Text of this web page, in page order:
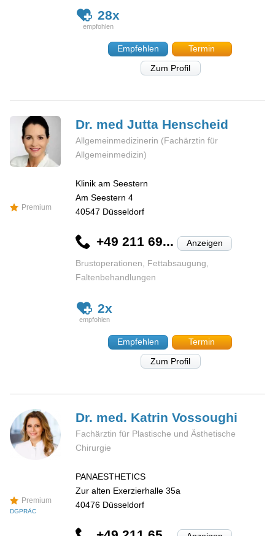
28x
Empfehlen
Termin
Zum Profil
Premium
Dr. med Jutta Henscheid
Allgemeinmedizinerin (Fachärztin für
Allgemeinmedizin)
Klinik am Seestern
Am Seestern 4
40547 Düsseldorf
+49 211 69... Anzeigen
Brustoperationen, Fettabsaugung,
Faltenbehandlungen
2x
Empfehlen
Termin
Zum Profil
Premium
DGPRÄC
Dr. med. KatrinVossoughi
Fachärztin für Plastische und Ästhetische
Chirurgie
PANAESTHETICS
Zur alten Exerzierhalle 35a
40476 Düsseldorf